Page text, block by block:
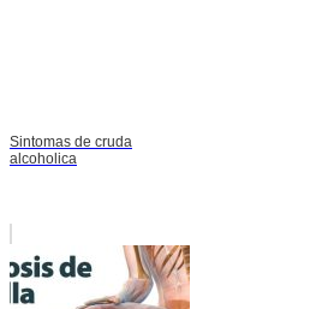
Sintomas de cruda
alcoholica